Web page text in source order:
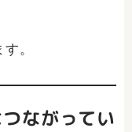
。
ながってい